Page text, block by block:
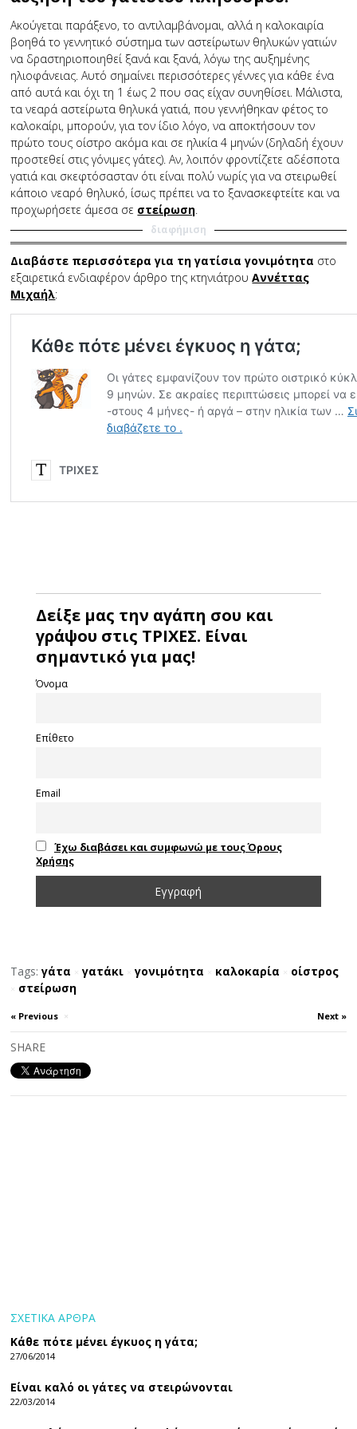
Ακούγεται παράξενο, το αντιλαμβάνομαι, αλλά η καλοκαιρία
βοηθά το γεννητικό σύστημα των αστείρωτων θηλυκών γατιών
να δραστηριοποιηθεί ξανά και ξανά, λόγω της αυξημένης
ηλιοφάνειας. Αυτό σημαίνει περισσότερες γέννες για κάθε ένα
από αυτά και όχι τη 1 έως 2 που σας είχαν συνηθίσει. Μάλιστα,
τα νεαρά αστείρωτα θηλυκά γατιά, που γεννήθηκαν φέτος το
καλοκαίρι, μπορούν, για τον ίδιο λόγο, να αποκτήσουν τον
πρώτο τους οίστρο ακόμα και σε ηλικία 4 μηνών (δηλαδή έχουν
προστεθεί στις γόνιμες γάτες). Αν, λοιπόν φροντίζετε αδέσποτα
γατιά και σκεφτόσασταν ότι είναι πολύ νωρίς για να στειρωθεί
κάποιο νεαρό θηλυκό, ίσως πρέπει να το ξανασκεφτείτε και να
προχωρήσετε άμεσα σε στείρωση
διαφήμιση
Διαβάστε περισσότερα για τη γατίσια γονιμότητα στο
εξαιρετικά ενδιαφέρον άρθρο της κτηνιάτρουΑννέττας
Μιχαήλ:
Δείξε μας την αγάπη σου και
γράψου στις ΤΡΙΧΕΣ. Είναι
σημαντικό για μας!
Όνομα
Επίθετο
Email
Έχω διαβάσει και συμφωνώ με τους Όρους
Χρήσης
Tags:γάτα γατάκι γονιμότητα καλοκαρία οίστρος
στείρωση
« Previous × Next »
SHARE
ΣΧΕΤΙΚΑ ΑΡΘΡΑ
Κάθε πότε μένει έγκυος η γάτα;
27/06/2014
Είναι καλό οι γάτες να στειρώνονται
22/03/2014